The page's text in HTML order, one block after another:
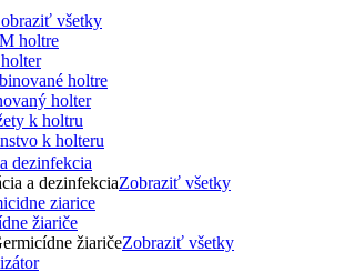
všetky
holter
k holteru
dezinfekcia
a dezinfekciaZobraziť všetky
žiariče
žiaričeZobraziť všetky